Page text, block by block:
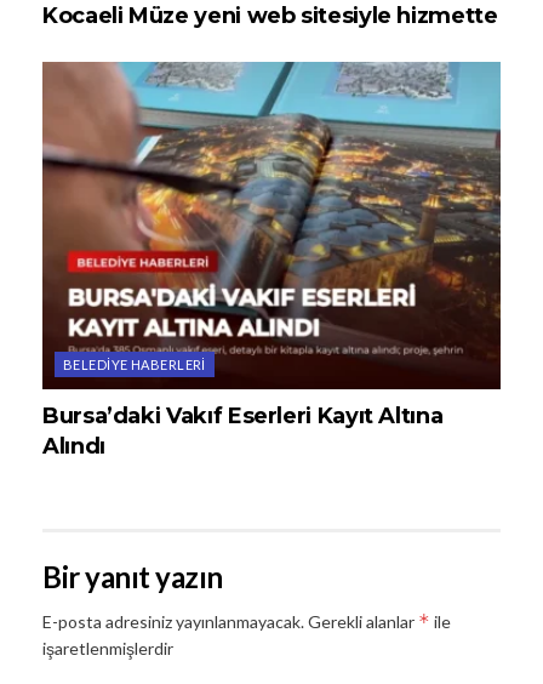
Kocaeli Müze yeni web sitesiyle hizmette
BELEDIYE HABERLERI
Bursa’daki Vakıf Eserleri Kayıt Altına
Alındı
Bir yanıt yazın
E-posta adresiniz yayınlanmayacak.Gerekli alanlar * ile
işaretlenmişlerdir